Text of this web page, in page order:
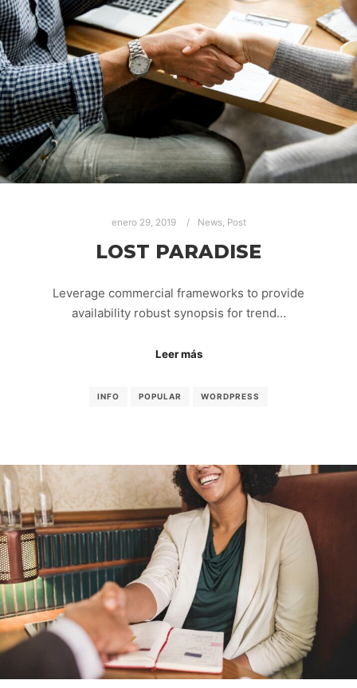
enero 29, 2019 News, Post
LOST PARADISE
Leverage commercial frameworks to provide
availability robust synopsis for trend…
Leer más
INFO POPULAR WORDPRESS